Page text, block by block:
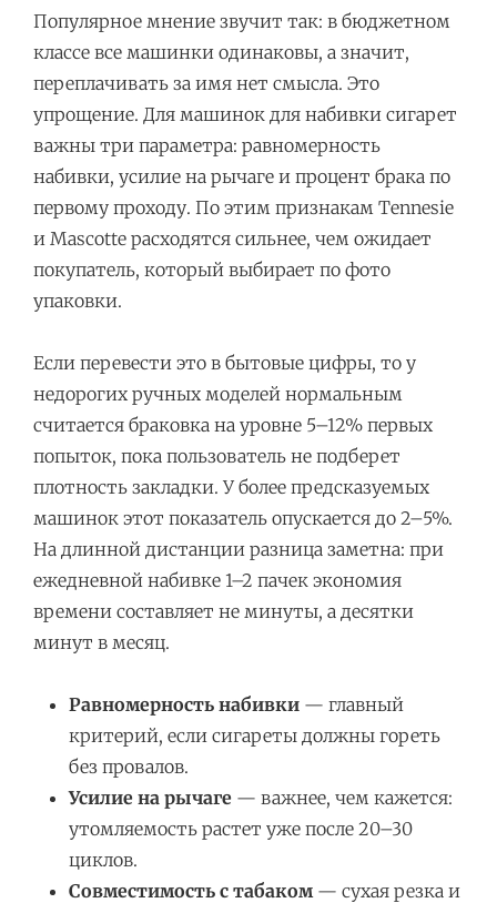
Популярное мнение звучит так: в бюджетном
классе все машинки одинаковы, а значит,
переплачивать за имя нет смысла. Это
упрощение. Для машинок для набивки сигарет
важны три параметра: равномерность
набивки, усилие на рычаге и процент брака по
первому проходу. По этим признакам Tennesie
и Mascotte расходятся сильнее, чем ожидает
покупатель, который выбирает по фото
упаковки.
Если перевести это в бытовые цифры, то у
недорогих ручных моделей нормальным
считается браковка на уровне 5–12% первых
попыток, пока пользователь не подберет
плотность закладки. У более предсказуемых
машинок этот показатель опускается до 2–5%.
На длинной дистанции разница заметна: при
ежедневной набивке 1–2 пачек экономия
времени составляет не минуты, а десятки
минут в месяц.
Равномерность набивки — главный
критерий, если сигареты должны гореть
без провалов.
Усилие на рычаге — важнее, чем кажется:
утомляемость растет уже после 20–30
циклов.
Совместимость с табаком — сухая резка и